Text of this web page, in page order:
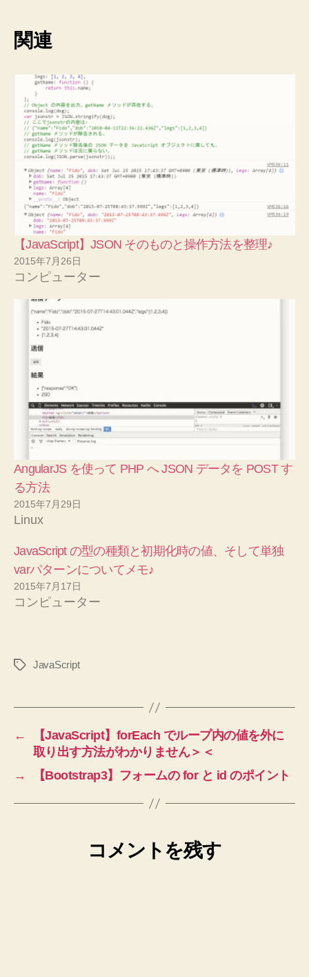
関連
【JavaScript】JSON そのものと操作方法を整理♪
2015年7月26日
コンピューター
AngularJS を使って PHP へ JSON データを POST す
る方法
2015年7月29日
Linux
JavaScript の型の種類と初期化時の値、そして単独
varパターンについてメモ♪
2015年7月17日
コンピューター
タ
JavaScript
←
【JavaScript】forEach でループ内の値を外に
取り出す方法がわかりません＞＜
→
【Bootstrap3】フォームの for と id のポイント
コメントを残す